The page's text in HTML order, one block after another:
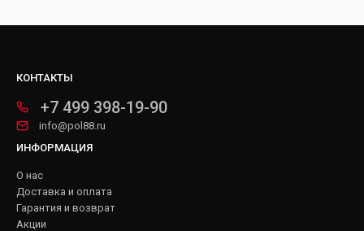
КОНТАКТЫ
+7 499 398-19-90
info@pol88.ru
ИНФОРМАЦИЯ
О нас
Доставка и оплата
Гарантия и возврат
Акции